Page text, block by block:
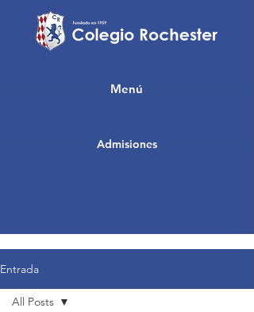
Admisiones
Menú
Entrada
All Posts